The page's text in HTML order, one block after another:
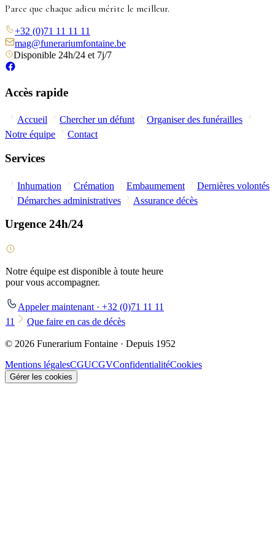
Parce que chaque adieu mérite le meilleur.
+32 (0)71 11 11 11
mag@funerariumfontaine.be
Disponible 24h/24 et 7j/7
Accès rapide
Accueil Chercher un défunt
Organiser des funérailles
Notre équipe
Contact
Services
Inhumation Crémation Embaumement
Dernières volontés
Démarches administratives
Assurance décès
Urgence 24h/24
Notre équipe est disponible à toute heure
pour vous accompagner.
Appeler maintenant · +32 (0)71 11 11
11
Que faire en cas de décès
© 2026 Funerarium Fontaine · Depuis 1952
Mentions légalesCGUCGVConfidentialitéCookies
Gérer les cookies